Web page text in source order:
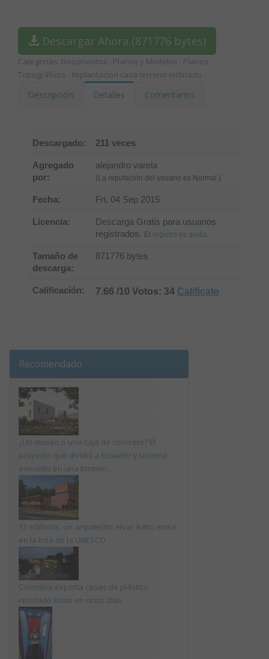
Descargar Ahora (871776 bytes)
Categorías: Documentos Planos y Modelos
Planos
Topográficos : Implantación casa terreno inclinado
Descripción Detalles Comentarios
Descargado: 211 veces
Agregado
por:
alejandro varela
(La reputación del usuario es Normal )
Fecha: Fri, 04 Sep 2015
Licencia:
Descarga Gratis para usuarios
registrados. El registro es gratis.
Tamaño de
descarga:
871776 bytes
Calificación: 7.66 /10 Votos: 34 Califícalo
Recomendado
¿Un museo o una caja de concreto? El
proyecto que dividió a Ecuador y terminó
envuelto en una tormen...
13 edificios, un arquitecto: Alvar Aalto entra
en la lista de la UNESCO
Colombia exporta casas de plástico
reciclado listas en cinco días